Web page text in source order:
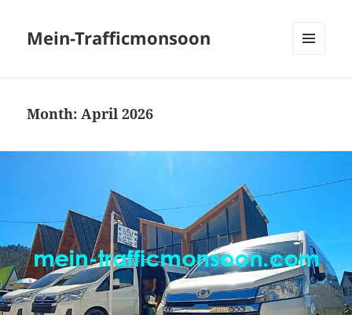
Mein-Trafficmonsoon
Month:April 2026